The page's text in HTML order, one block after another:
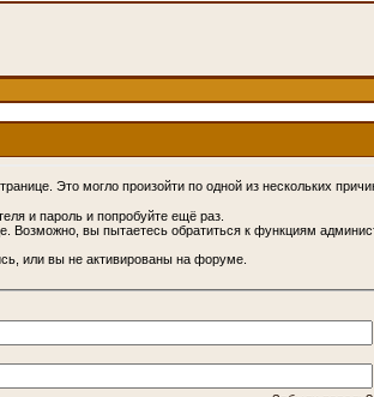
Это могло произойти по одной из нескольких
и пароль и попробуйте ещё раз.
Возможно, вы пытаетесь обратиться к функциям
или вы не активированы на форуме.